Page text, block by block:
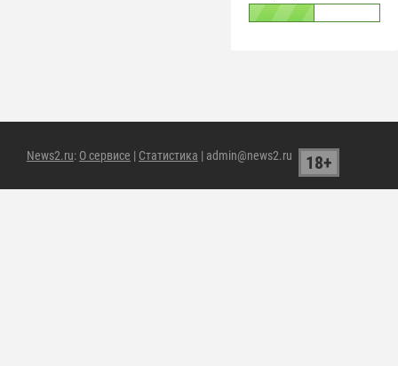
News2.ru: О сервисе | Статистика | admin@news2.ru 18+